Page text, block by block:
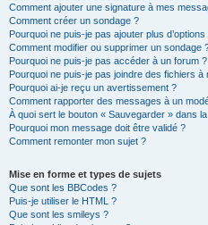
Comment ajouter une signature à mes
Comment créer un sondage ?
Pourquoi ne puis-je pas ajouter plus
Comment modifier ou supprimer un sondage
Pourquoi ne puis-je pas accéder à un forum ?
Pourquoi ne puis-je pas joindre des fichiers à
Pourquoi ai-je reçu un avertissement ?
Comment rapporter des messages à un
À quoi sert le bouton « Sauvegarder » dans
Pourquoi mon message doit être validé ?
Comment remonter mon sujet ?
Mise en forme et types de sujets
Que sont les BBCodes ?
Puis-je utiliser le HTML ?
Que sont les smileys ?